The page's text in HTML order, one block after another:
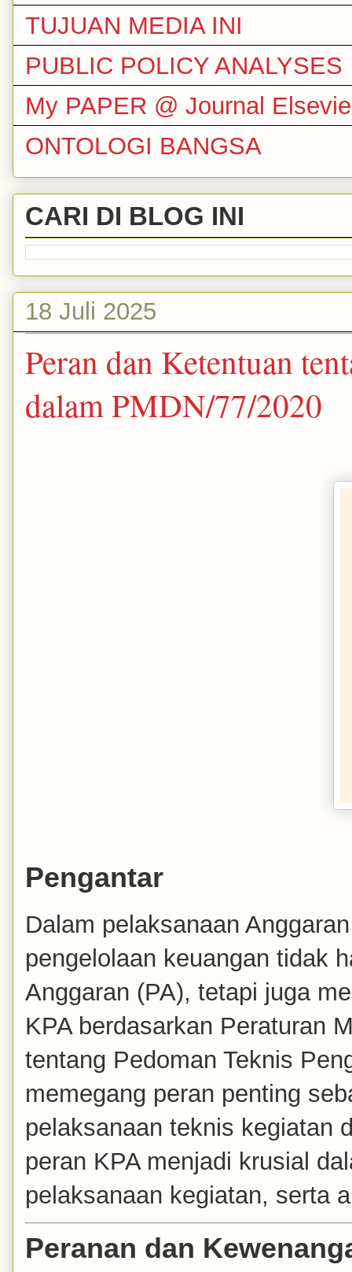
TUJUAN MEDIA INI
PUBLIC POLICY ANALYSES
My PAPER @ Journal
ONTOLOGI BANGSA
CARI DI BLOG INI
18 Juli 2025
Peran dan Ketentuan
dalam PMDN/77/2020
Pengantar
Dalam pelaksanaan
pengelolaan keuangan tidak
Anggaran (PA), tetapi juga
KPA berdasarkan Peraturan
tentang Pedoman Teknis
memegang peran penting
pelaksanaan teknis kegiatan
peran KPA menjadi krusial
pelaksanaan kegiatan, serta
Peranan dan